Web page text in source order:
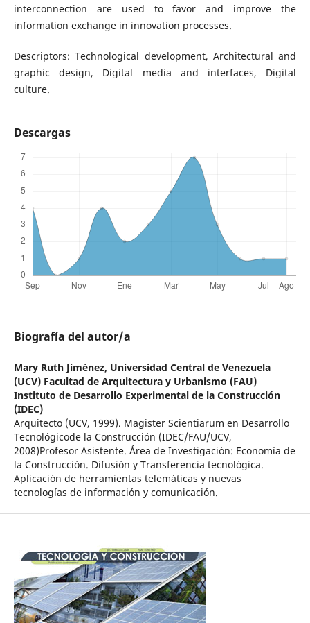
interconnection are used to favor and improve the
information exchange in innovation processes.
Descriptors: Technological development, Architectural and
graphic design, Digital media and interfaces, Digital
culture.
Descargas
Biografía del autor/a
Mary Ruth Jiménez, Universidad Central de Venezuela
(UCV) Facultad de Arquitectura y Urbanismo (FAU)
Instituto de Desarrollo Experimental de la Construcción
(IDEC)
Arquitecto (UCV, 1999). Magister Scientiarum en Desarrollo
Tecnológicode la Construcción (IDEC/FAU/UCV,
2008)Profesor Asistente. Área de Investigación: Economía de
la Construcción. Difusión y Transferencia tecnológica.
Aplicación de herramientas telemáticas y nuevas
tecnologías de información y comunicación.